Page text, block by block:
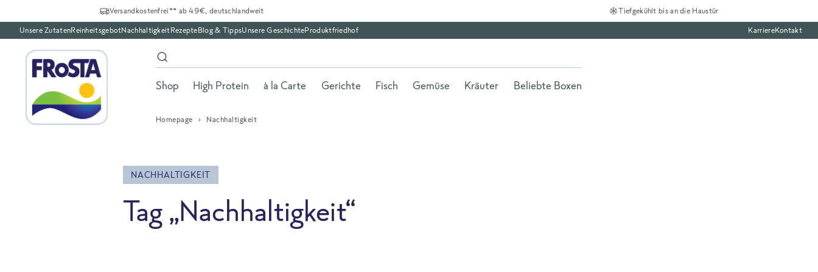
Versandkostenfrei** ab 49€, deutschlandweit
Tiefgekühlt bis an die Haustür
Unsere ZutatenReinheitsgebotNachhaltigkeitRezepteBlog & TippsUnsere GeschichteProduktfriedhof KarriereKontakt
Shop High Protein à la Carte Gerichte Fisch Gemüse Kräuter Beliebte Boxen
Homepage Nachhaltigkeit
NACHHALTIGKEIT
Tag „Nachhaltigkeit“